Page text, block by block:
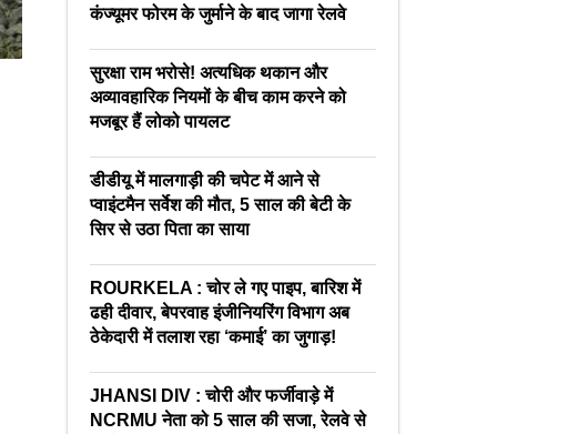
कंज्यूमर फोरम के जुर्माने के बाद जागा रेलवे
सुरक्षा राम भरोसे! अत्यधिक थकान और
अव्यावहारिक नियमों के बीच काम करने को
मजबूर हैं लोको पायलट
डीडीयू में मालगाड़ी की चपेट में आने से
प्वाइंटमैन सर्वेश की मौत, 5 साल की बेटी के
सिर से उठा पिता का साया
ROURKELA : चोर ले गए पाइप, बारिश में
ढही दीवार, बेपरवाह इंजीनियरिंग विभाग अब
ठेकेदारी में तलाश रहा ‘कमाई’ का जुगाड़!
JHANSI DIV : चोरी और फर्जीवाड़े में
NCRMU नेता को 5 साल की सजा, रेलवे से